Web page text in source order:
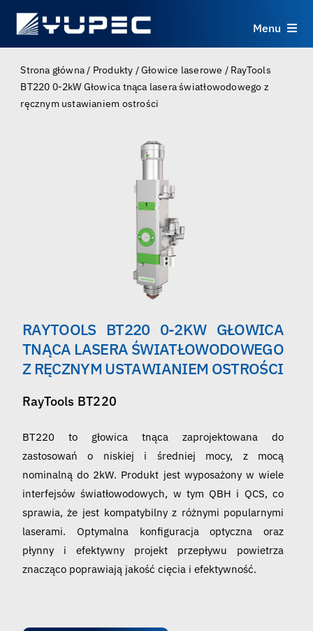
Menu
Produkty
Zastosowania
Zasoby
O nas
Kontakt
Polski
Strona główna/ Produkty /Głowice laserowe / RayTools
BT220 0-2kW Głowica tnąca lasera światłowodowego z
ręcznym ustawianiem ostrości
RAYTOOLS BT220 0-2KW GŁOWICA
TNĄCA LASERA ŚWIATŁOWODOWEGO
Z RĘCZNYM USTAWIANIEM OSTROŚCI
RayTools BT220
BT220 to głowica tnąca zaprojektowana do
zastosowań o niskiej i średniej mocy, z mocą
nominalną do 2kW. Produkt jest wyposażony w wiele
interfejsów światłowodowych, w tym QBH i QCS, co
sprawia, że jest kompatybilny z różnymi popularnymi
laserami. Optymalna konfiguracja optyczna oraz
płynny i efektywny projekt przepływu powietrza
znacząco poprawiają jakość cięcia i efektywność.